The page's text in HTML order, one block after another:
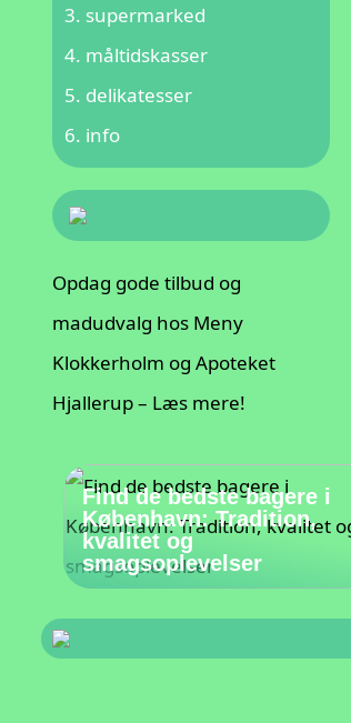
supermarked
måltidskasser
delikatesser
info
Opdag gode tilbud og
madudvalg hos Meny
Klokkerholm og Apoteket
Hjallerup – Læs mere!
Find de bedste bagere i
København: Tradition,
kvalitet og
smagsoplevelser